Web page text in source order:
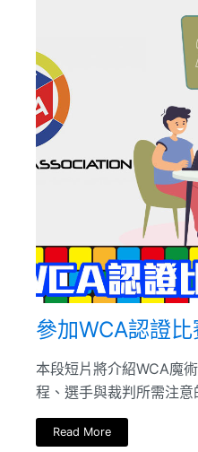
參加WCA認證
本段短片將介紹WCA魔
程、選手與裁判所需注意
Read More